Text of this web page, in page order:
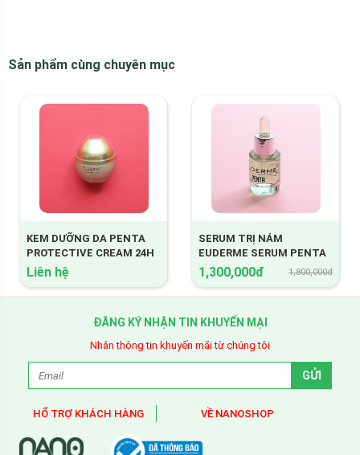
Sản phẩm cùng chuyên mục
KEM DƯỠNG DA PENTA
PROTECTIVE CREAM 24H
Liên hệ
SERUM TRỊ NÁM
EUDERME SERUM PENTA
1,300,000đ 1,800,000đ
ĐĂNG KÝ NHẬN TIN KHUYẾN MẠI
Nhân thông tin khuyến mãi từ chúng tôi
HỔ TRỢ KHÁCH HÀNG VỀ NANOSHOP